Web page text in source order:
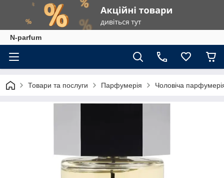
N-parfum
Товари та послуги Парфумерія Чоловіча